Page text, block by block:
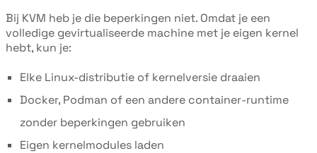
Bij KVM heb je die beperkingen niet. Omdat je een
volledige gevirtualiseerde machine met je eigen kernel
hebt, kun je:
Elke Linux-distributie of kernelversie draaien
Docker, Podman of een andere container-runtime
zonder beperkingen gebruiken
Eigen kernelmodules laden